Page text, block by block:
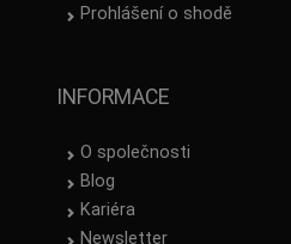
Prohlášení o shodě
INFORMACE
O společnosti
Blog
Kariéra
Newsletter